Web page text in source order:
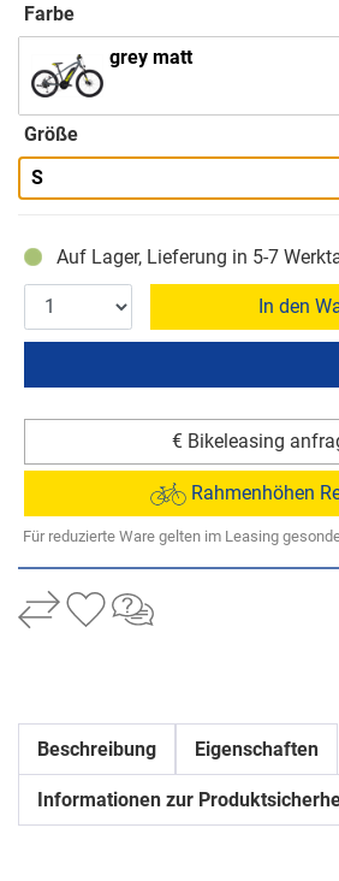
Farbe
grey matt
Größe
S
Auf Lager, Lieferung in 5-7
In den
€ Bikeleasing
Rahmenhöhen
Für reduzierte Ware gelten im Leasing
Beschreibung Eigenschaften
Informationen zur